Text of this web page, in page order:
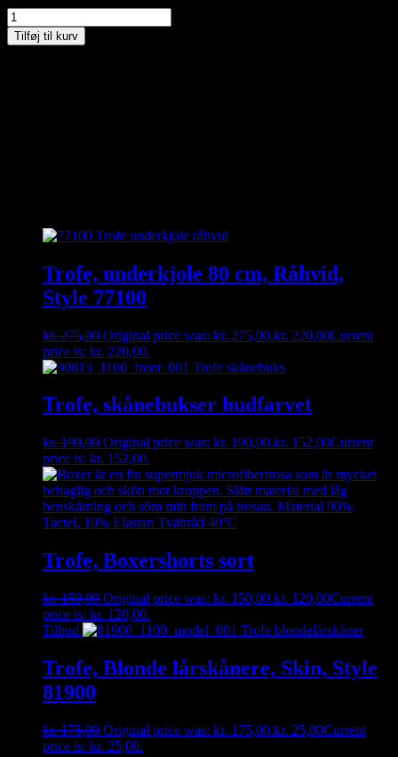
Tilføj til kurv
Trofe, underkjole 80 cm, Råhvid,
Style 77100
kr.275,00 Original price was: kr. 275,00.kr. 220,00Current
price is: kr. 220,00.
Trofe, skånebukser hudfarvet
kr.190,00 Original price was: kr. 190,00.kr. 152,00Current
price is: kr. 152,00.
Trofe, Boxershorts sort
kr.150,00 Original price was: kr. 150,00.kr. 120,00Current
price is: kr. 120,00.
Tilbud
Trofe, Blonde lårskånere, Skin, Style
81900
kr.175,00 Original price was: kr. 175,00.kr. 25,00Current
price is: kr. 25,00.